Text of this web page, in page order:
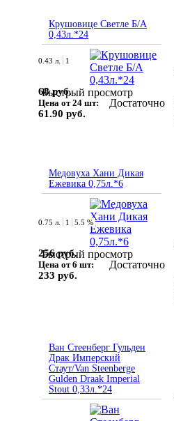
Крушовице Светле Б/А
0,43л.*24
Быстрый просмотр
0.43 л. 1
68 руб.
Цена от 24 шт:
61.90 руб.
Достаточно
Медовуха Хани Дикая
Ежевика 0,75л.*6
Быстрый просмотр
0.75 л. 1 5.5 %
256 руб.
Цена от 6 шт:
233 руб.
Достаточно
Ван Стеенберг Гульден
Драк Имперский
Стаут/Van Steenberge
Gulden Draak Imperial
Stout 0,33л.*24